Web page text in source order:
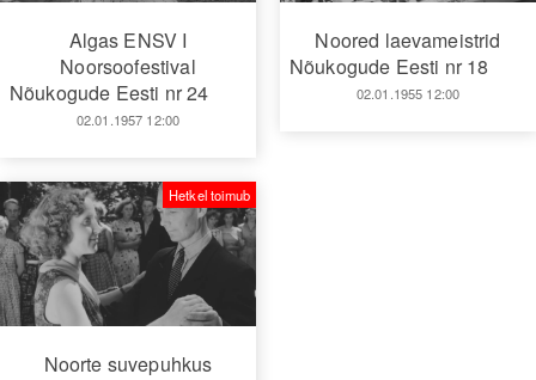
Algas ENSV I
Noorsoofestival
Nõukogude Eesti nr 24
02.01.1957 12:00
Noored laevameistrid
Nõukogude Eesti nr 18
02.01.1955 12:00
Noorte suvepuhkus
Hetkel toimub